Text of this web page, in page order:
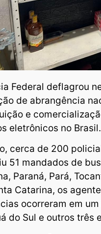
Federal deflagrou
de abrangência
e
eletrônicos no Brasil.
cerca de 200
51 mandados de
Paraná, Pará,
Catarina, os
ocorreram em
do Sul e outros três